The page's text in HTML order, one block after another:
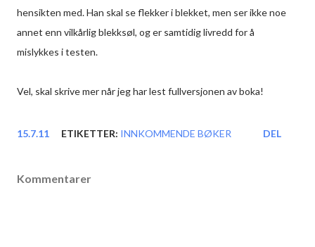
hensikten med. Han skal se flekker i blekket, men ser ikke noe
annet enn vilkårlig blekksøl, og er samtidig livredd for å
mislykkes i testen.
Vel, skal skrive mer når jeg har lest fullversjonen av boka!
15.7.11 ETIKETTER: INNKOMMENDE BØKER DEL
Kommentarer